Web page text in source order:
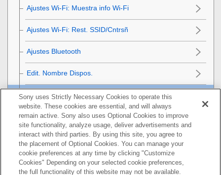
Ajustes Wi-Fi: Muestra info Wi-Fi
Ajustes Wi-Fi: Rest. SSID/Cntrsñ
Ajustes Bluetooth
Edit. Nombre Dispos.
Importación del certificado raíz a la cámara (Import.
certific. raíz)
Seguridad (IPsec)
Restablecer conf. red
Utilización de un ordenador
Sony uses Strictly Necessary Cookies to operate this
website. These cookies are essential, and will always
remain active. Sony also uses Optional Cookies to improve
site functionality, analyze usage, deliver advertisements and
interact with third parties. By using this site, you agree to
the placement of Optional Cookies. You can manage your
cookie preferences at any time by clicking "Customize
Cookies" Depending on your selected cookie preferences,
the full functionality of this website may not be available.